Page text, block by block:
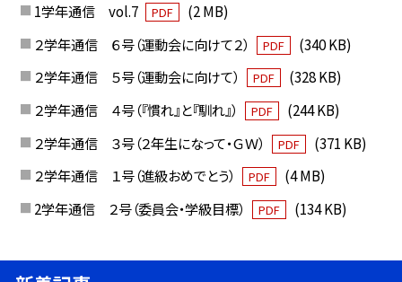
1学年通信 vol.7 PDF
(2 MB)
２学年通信 ６号（運動会に向けて２）
PDF
(340 KB)
２学年通信 ５号（運動会に向けて）
PDF
(328 KB)
２学年通信 ４号（『慣れ』と『馴れ』）
PDF
(244 KB)
２学年通信 ３号（２年生になって・ＧＷ）
PDF
(371 KB)
２学年通信 １号（進級おめでとう）
PDF
(4 MB)
2学年通信 ２号（委員会・学級目標）
PDF (134 KB)